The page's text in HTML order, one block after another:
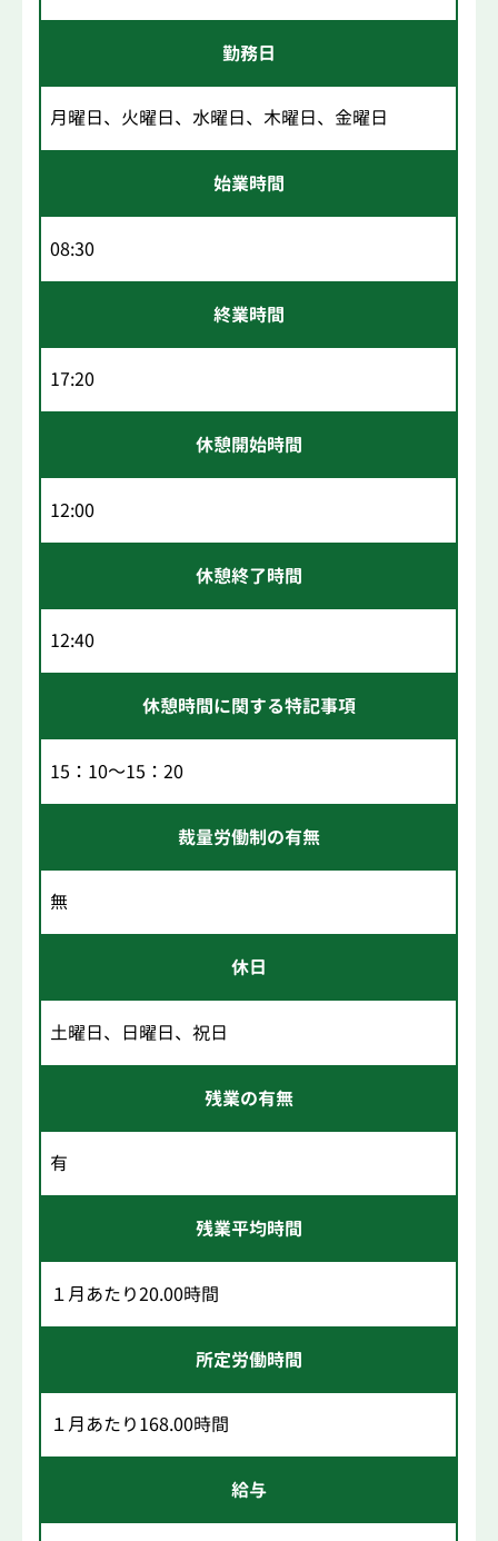
勤務日
月曜日、火曜日、水曜日、木曜日、金曜日
始業時間
08:30
終業時間
17:20
休憩開始時間
12:00
休憩終了時間
12:40
休憩時間に関する特記事項
15：10～15：20
裁量労働制の有無
無
休日
土曜日、日曜日、祝日
残業の有無
有
残業平均時間
１月あたり20.00時間
所定労働時間
１月あたり168.00時間
給与